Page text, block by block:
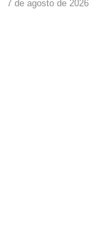
7 de agosto de 2026